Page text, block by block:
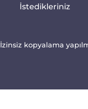
İstedikleriniz
İzinsiz kopyalama